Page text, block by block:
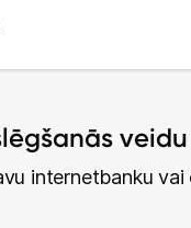
veidu
internetbanku